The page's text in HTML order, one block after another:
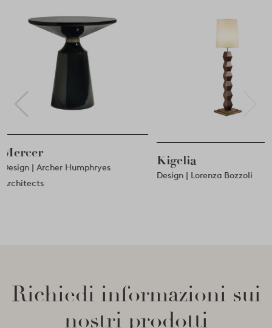
Humphryes
Kigelia
Design | Lorenza Bozzoli
Richiedi informazioni sui
nostri prodotti